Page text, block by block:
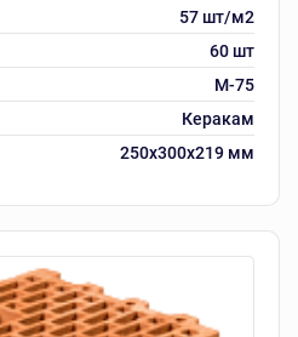
57 шт/м2
60 шт
M-75
Керакам
250х300х219 мм